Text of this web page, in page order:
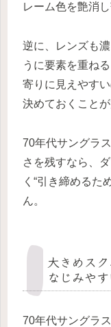
レーム色を艶消
逆に、レンズも
うに要素を重ね
寄りに見えやす
決めておくことが
70年代サングラ
さを残すなら、
く“引き締めるた
ん。
大きめス
なじみや
70年代サングラ